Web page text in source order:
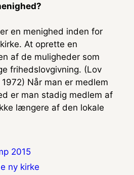
en menighed inden for
At oprette en
af de muligheder som
frihedslovgivning. (Lov
Når man er medlem
er man stadig medlem af
længere af den lokale
2015
ny kirke